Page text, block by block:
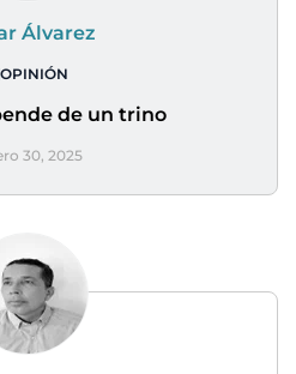
Álvarez
OPINIÓN
de un trino
30, 2025